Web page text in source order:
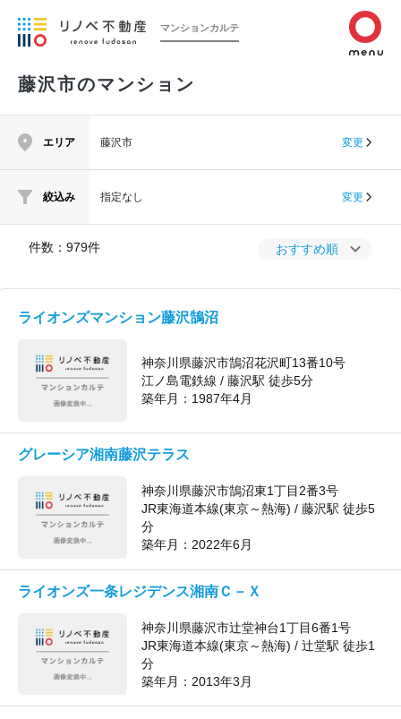
マンションカルテ
藤沢市のマンション
エリア 藤沢市 変更
絞込み 指定なし 変更
件数： 979件 おすすめ順
ライオンズマンション藤沢鵠沼
神奈川県藤沢市鵠沼花沢町13番10号
江ノ島電鉄線 / 藤沢駅 徒歩5分
築年月： 1987年4月
グレーシア湘南藤沢テラス
神奈川県藤沢市鵠沼東1丁目2番3号
JR東海道本線(東京～熱海) / 藤沢駅 徒歩5
分
築年月： 2022年6月
ライオンズ一条レジデンス湘南Ｃ－Ｘ
神奈川県藤沢市辻堂神台1丁目6番1号
JR東海道本線(東京～熱海) / 辻堂駅 徒歩1
分
築年月： 2013年3月